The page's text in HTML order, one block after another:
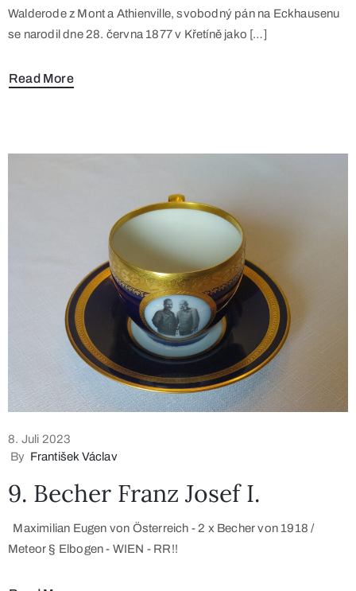
Walderode z Mont a Athienville, svobodný pán na Eckhausenu
se narodil dne 28. června 1877 v Křetíně jako […]
Read More
8. Juli 2023
By František Václav
9. Becher Franz Josef I.
Maximilian Eugen von Österreich - 2 x Becher von 1918 /
Meteor § Elbogen - WIEN - RR!!